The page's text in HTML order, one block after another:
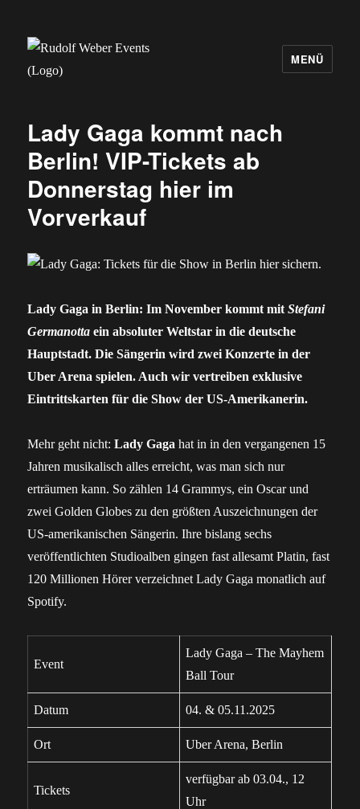
MENÜ
Lady Gaga kommt nach
Berlin! VIP-Tickets ab
Donnerstag hier im
Vorverkauf
Lady Gaga in Berlin: Im November kommt mitStefani
Germanotta ein absoluter Weltstar in die deutsche
Hauptstadt. Die Sängerin wird zwei Konzerte in der
Uber Arena spielen. Auch wir vertreiben exklusive
Eintrittskarten für die Show der US-Amerikanerin.
Mehr geht nicht:Lady Gaga hat in in den vergangenen 15
Jahren musikalisch alles erreicht, was man sich nur
erträumen kann. So zählen 14 Grammys, ein Oscar und
zwei Golden Globes zu den größten Auszeichnungen der
US-amerikanischen Sängerin. Ihre bislang sechs
veröffentlichten Studioalben gingen fast allesamt Platin, fast
120 Millionen Hörer verzeichnet Lady Gaga monatlich auf
Spotify.
Event
Lady Gaga – The Mayhem
Ball Tour
Datum 04. & 05.11.2025
Ort Uber Arena, Berlin
Tickets
verfügbar ab 03.04., 12
Uhr